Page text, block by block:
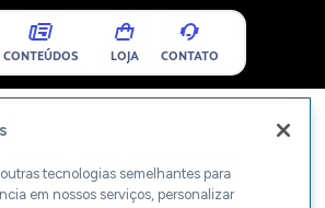
CONTEÚDOS LOJA CONTATO
tecnologias semelhantes para
em nossos serviços, personalizar